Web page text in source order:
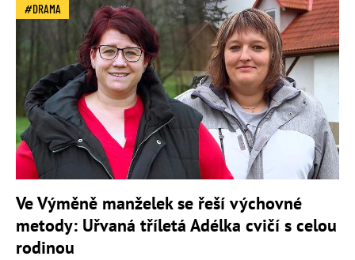
DRAMA
Ve Výměně manželek se řeší výchovné
metody: Uřvaná tříletá Adélka cvičí s celou
rodinou